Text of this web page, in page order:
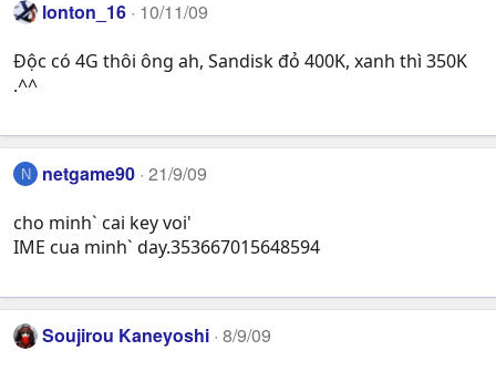
lonton_16 10/11/09
Độc có 4G thôi ông ah, Sandisk đỏ 400K, xanh thì 350K
.^^
N netgame90 21/9/09
cho minh` cai key voi'
IME cua minh` day.353667015648594
Soujirou Kaneyoshi 8/9/09